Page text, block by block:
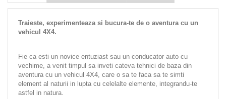
Traieste, experimenteaza si bucura-te de o aventura cu un
vehicul 4X4.
Fie ca esti un novice entuziast sau un conducator auto cu
vechime, a venit timpul sa inveti cateva tehnici de baza din
aventura cu un vehicul 4X4, care o sa te faca sa te simti
element al naturii in lupta cu celelalte elemente, integrandu-te
astfel in natura.